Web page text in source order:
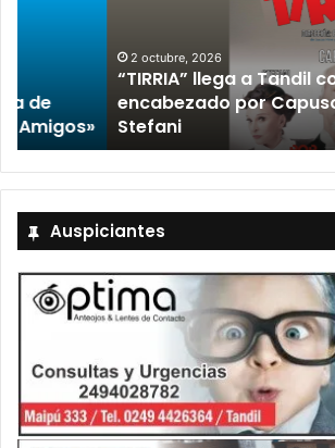
2 octubre, 2026
“TIRRIA” llega a Tandil con un
encabezado por Capusotto,
Stefani
Auspiciantes